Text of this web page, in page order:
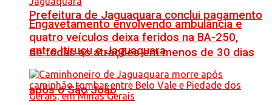
Prefeitura de Jaguaquara conclui pagamento
de todas as atrações em menos de 30 dias
após o São João
Engavetamento envolvendo ambulância e
quatro veículos deixa feridos na BA-250,
entre Itiruçu e Jaguaquara